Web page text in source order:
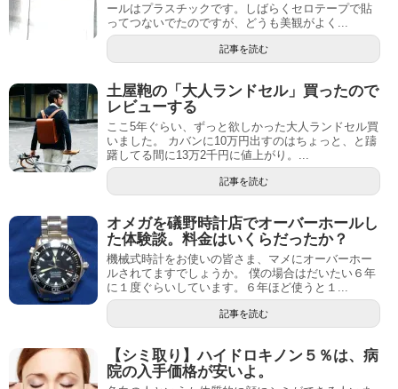
ールはプラスチックです。しばらくセロテープで貼
ってつないでたのですが、どうも美観がよく...
記事を読む
土屋鞄の「大人ランドセル」買ったので
レビューする
ここ5年ぐらい、ずっと欲しかった大人ランドセル買
いました。 カバンに10万円出すのはちょっと、と躊
躇してる間に13万2千円に値上がり。...
記事を読む
オメガを礒野時計店でオーバーホールし
た体験談。料金はいくらだったか？
機械式時計をお使いの皆さま、マメにオーバーホー
ルされてますでしょうか。 僕の場合はだいたい６年
に１度ぐらいしています。６年ほど使うと１...
記事を読む
【シミ取り】ハイドロキノン５％は、病
院の入手価格が安いよ。